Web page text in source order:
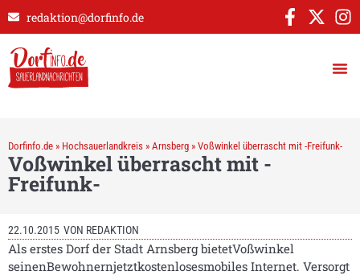
redaktion@dorfinfo.de
Dorfinfo.de » Hochsauerlandkreis » Arnsberg » Voßwinkel überrascht mit -Freifunk-
Voßwinkel überrascht mit -
Freifunk-
22.10.2015 VON REDAKTION
Als erstes Dorf der Stadt Arnsberg bietetVoßwinkel
seinenBewohnernjetztkostenlosesmobiles Internet. Versorgt